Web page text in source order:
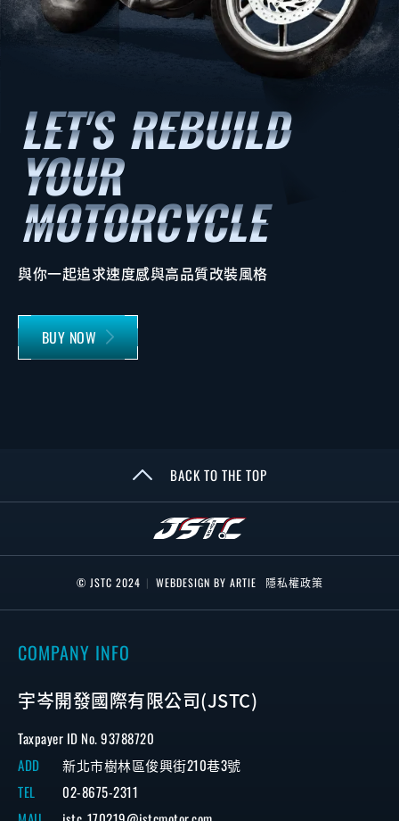
與你一起追求速度感與高品質改裝風格
BUY NOW
BACK TO THE TOP
© JSTC 2024 | WEBDESIGN BY ARTIE 隱私權政策
COMPANY INFO
宇岑開發國際有限公司(JSTC)
Taxpayer ID No. 93788720
ADD
新北市樹林區俊興街210巷3號
TEL
02-8675-2311